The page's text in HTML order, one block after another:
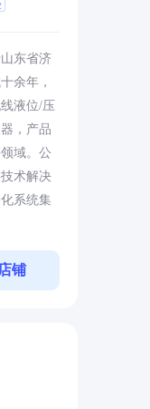
东省济
余年，
液位/压
，产品
域。公
术解决
系统集
铺